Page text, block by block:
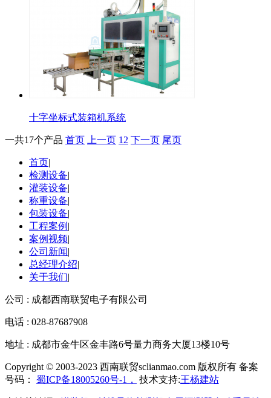
十字坐标式装箱机系统
一共17个产品 首页 上一页 1 2 下一页 尾页
首页|
检测设备|
灌装设备|
称重设备|
包装设备|
工程案例 |
案例视频|
公司新闻|
总经理介绍|
关于我们|
公司 : 成都西南联贸电子有限公司
电话 : 028-87687908
地址 : 成都市金牛区金丰路6号量力商务大厦13楼10号
Copyright © 2003-2023 西南联贸sclianmao.com 版权所有 备案
号码： 蜀ICP备18005260号-1， 技术支持:王杨建站